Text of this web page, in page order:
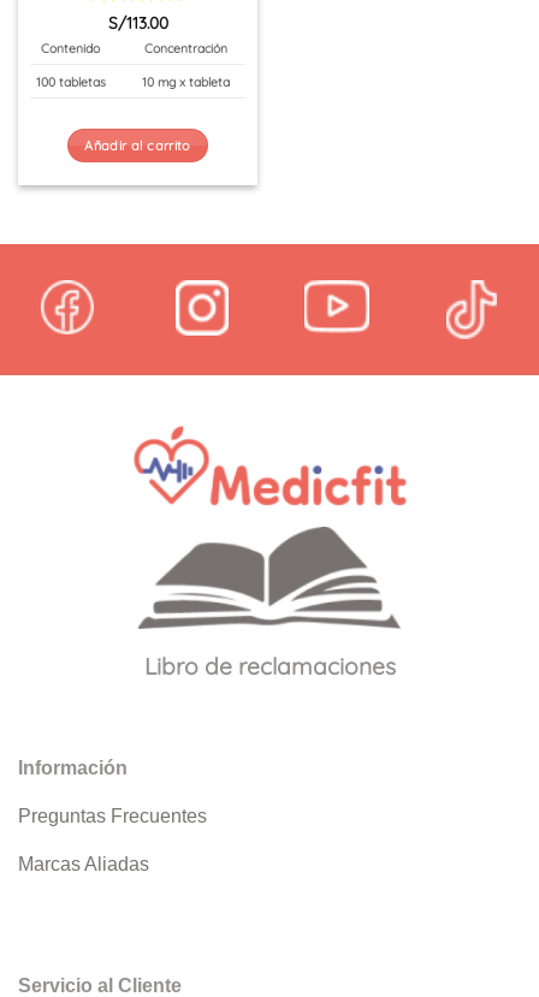
Valorado
con
de 5
S/113.00
Contenido Concentración
100 tabletas 10 mg x tableta
Añadir al carrito
Libro de reclamaciones
Información
Preguntas Frecuentes
Marcas Aliadas
Servicio al Cliente